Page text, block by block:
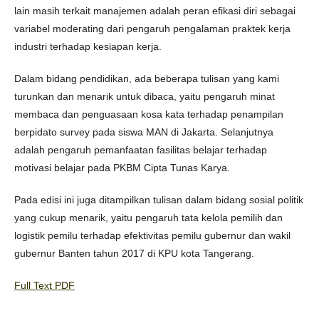
lain masih terkait manajemen adalah peran efikasi diri sebagai
variabel moderating dari pengaruh pengalaman praktek kerja
industri terhadap kesiapan kerja.
Dalam bidang pendidikan, ada beberapa tulisan yang kami
turunkan dan menarik untuk dibaca, yaitu pengaruh minat
membaca dan penguasaan kosa kata terhadap penampilan
berpidato survey pada siswa MAN di Jakarta. Selanjutnya
adalah pengaruh pemanfaatan fasilitas belajar terhadap
motivasi belajar pada PKBM Cipta Tunas Karya.
Pada edisi ini juga ditampilkan tulisan dalam bidang sosial politik
yang cukup menarik, yaitu pengaruh tata kelola pemilih dan
logistik pemilu terhadap efektivitas pemilu gubernur dan wakil
gubernur Banten tahun 2017 di KPU kota Tangerang.
Full Text PDF